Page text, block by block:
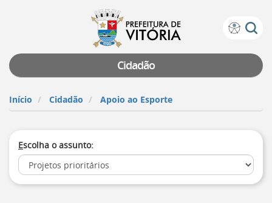
Prefeitura
Vitória
teclado:
para
a
de
instruções
de
acessibilidade
[]
Cidadão
Início Cidadão Apoio ao Esporte
Escolha o assunto: